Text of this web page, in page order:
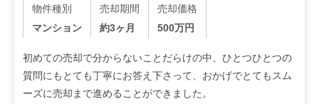
物件種別
マンション
売却期間
約3ヶ月
売却価格
500万円
初めての売却で分からないことだらけの中、ひとつひとつの
質問にもとても丁寧にお答え下さって、おかげでとてもスム
ーズに売却まで進めることができました。